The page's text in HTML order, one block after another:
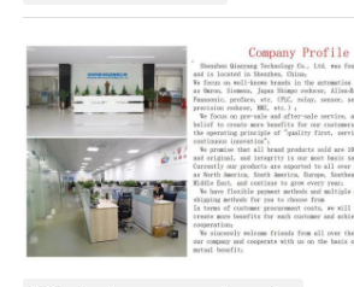
Motor de las articulaciones del
Interfaz de máquina humana
reductor del engranaje
SERVOMOTOR DE CA